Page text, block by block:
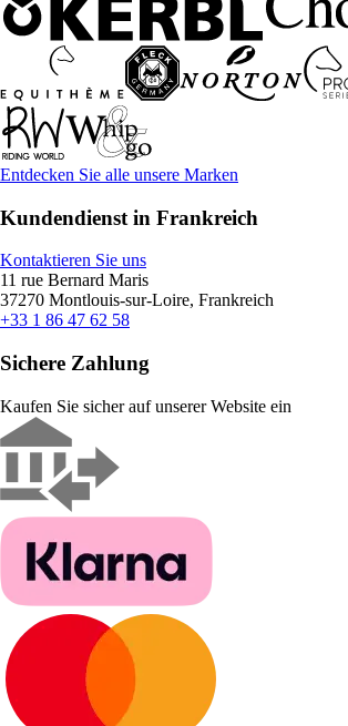
Entdecken Sie alle unsere Marken
Kundendienst in Frankreich
Kontaktieren Sie uns
11 rue Bernard Maris
37270 Montlouis-sur-Loire, Frankreich
+33 1 86 47 62 58
Sichere Zahlung
Kaufen Sie sicher auf unserer Website ein